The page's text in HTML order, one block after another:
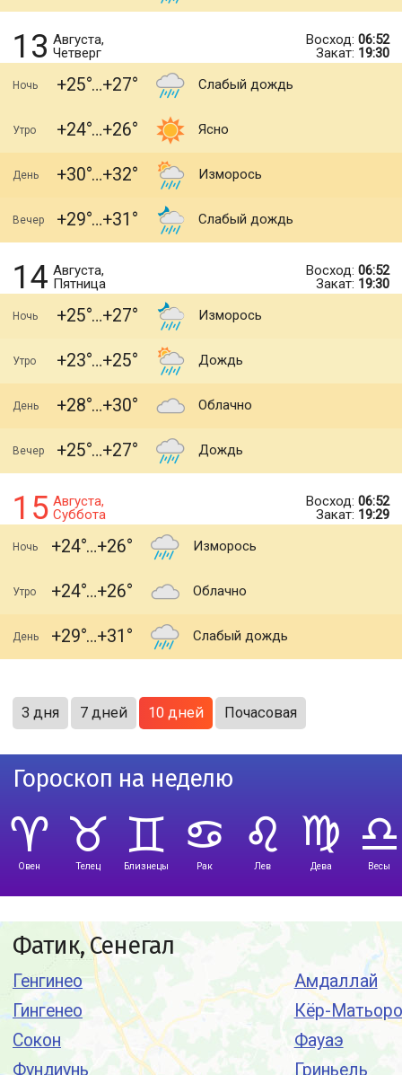
13 Августа,
Четверг
Восход: 06:52
Закат: 19:30
Ночь +25 +27 Слабый дождь
Утро +24 +26 Ясно
День +30 +32 Изморось
Вечер +29 +31 Слабый дождь
14 Августа,
Пятница
Восход: 06:52
Закат: 19:30
Ночь +25 +27 Изморось
Утро +23 +25 Дождь
День +28 +30 Облачно
Вечер +25 +27 Дождь
15 Августа,
Суббота
Восход: 06:52
Закат: 19:29
Ночь +24 +26 Изморось
Утро +24 +26 Облачно
День +29 +31 Слабый дождь
3 дня 7 дней 10 дней Почасовая
Гороскоп на неделю
Овен Телец Близнецы Рак Лев Дева Весы
Фатик, Сенегал
Генгинео
Гингенео
Сокон
Фундиунь
Амдаллай
Кёр-Матьоро
Фауаэ
Гриньель